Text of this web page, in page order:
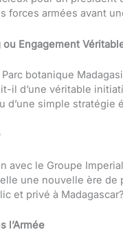
forces armées avant
Engagement
Parc botanique
il d’une véritable
d’une simple stratégie
avec le Groupe
une nouvelle ère de
et privé à Madagascar?
l’Armée